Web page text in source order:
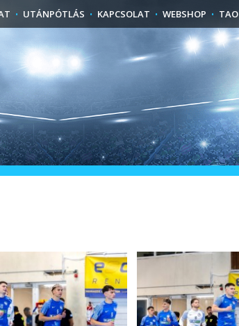
UTÁNPÓTLÁS KAPCSOLAT WEBSHOP TAO